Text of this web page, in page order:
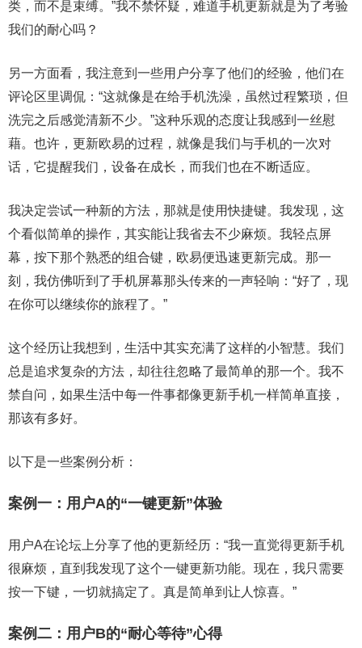
类，而不是束缚。”我不禁怀疑，难道手机更新就是为了考验
我们的耐心吗？
另一方面看，我注意到一些用户分享了他们的经验，他们在
评论区里调侃：“这就像是在给手机洗澡，虽然过程繁琐，但
洗完之后感觉清新不少。”这种乐观的态度让我感到一丝慰
藉。也许，更新欧易的过程，就像是我们与手机的一次对
话，它提醒我们，设备在成长，而我们也在不断适应。
我决定尝试一种新的方法，那就是使用快捷键。我发现，这
个看似简单的操作，其实能让我省去不少麻烦。我轻点屏
幕，按下那个熟悉的组合键，欧易便迅速更新完成。那一
刻，我仿佛听到了手机屏幕那头传来的一声轻响：“好了，现
在你可以继续你的旅程了。”
这个经历让我想到，生活中其实充满了这样的小智慧。我们
总是追求复杂的方法，却往往忽略了最简单的那一个。我不
禁自问，如果生活中每一件事都像更新手机一样简单直接，
那该有多好。
以下是一些案例分析：
案例一：用户A的“一键更新”体验
用户A在论坛上分享了他的更新经历：“我一直觉得更新手机
很麻烦，直到我发现了这个一键更新功能。现在，我只需要
按一下键，一切就搞定了。真是简单到让人惊喜。”
案例二：用户B的“耐心等待”心得